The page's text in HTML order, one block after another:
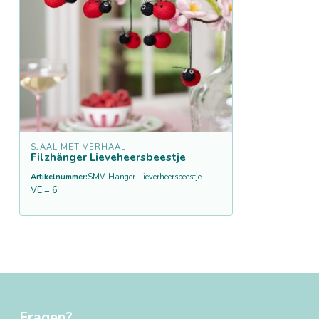
SJAAL MET VERHAAL
Filzhänger Lieveheersbeestje
Artikelnummer:SMV-Hanger-Lieverheersbeestje
VE = 6